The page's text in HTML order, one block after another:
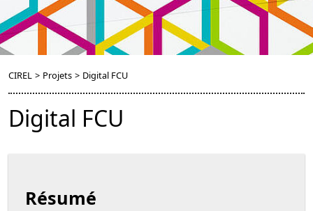
CIREL > Projets > Digital FCU
Digital FCU
Résumé